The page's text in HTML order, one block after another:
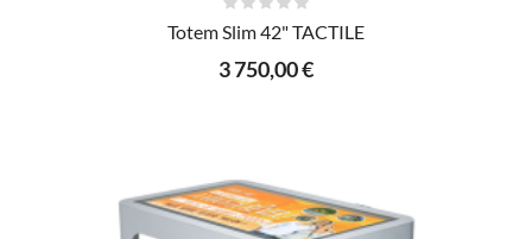
AJOUTER AU PANIER
Totem Slim 42" TACTILE
3 750,00 €